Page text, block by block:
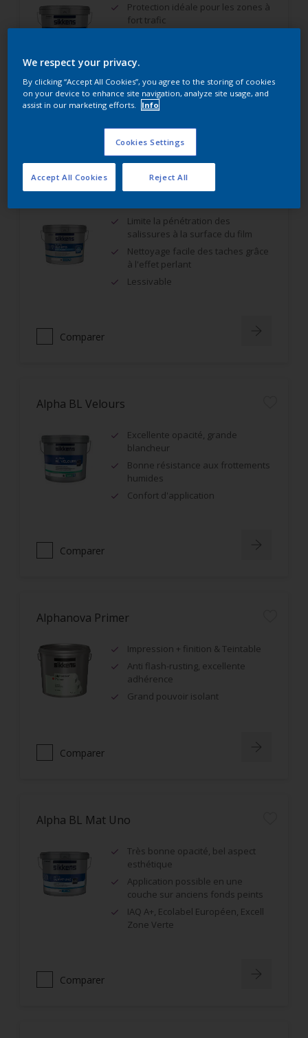
Protection idéale pour les zones à
fort trafic
Très bon rendement
Alpha Rezisto Easy Clean Mat Velouté
Limite la pénétration des
salissures à la surface du film
Nettoyage facile des taches grâce
à l'effet perlant
Lessivable
Comparer
Alpha BL Velours
Excellente opacité, grande
blancheur
Bonne résistance aux frottements
humides
Confort d'application
Comparer
Alphanova Primer
Impression + finition & Teintable
Anti flash-rusting, excellente
adhérence
Grand pouvoir isolant
Comparer
Alpha BL Mat Uno
Très bonne opacité, bel aspect
esthétique
Application possible en une
couche sur anciens fonds peints
IAQ A+, Ecolabel Européen, Excell
Zone Verte
Comparer
We respect your privacy.
By clicking “Accept All Cookies”, you agree to the storing of cookies
on your device to enhance site navigation, analyze site usage, and
assist in our marketing efforts.
Info
Cookies Settings
Reject All
Accept All Cookies